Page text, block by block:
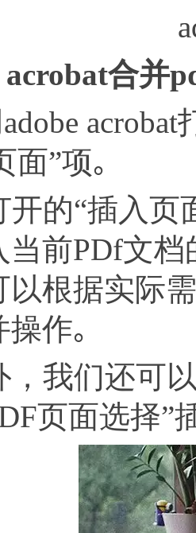
acrobat合并
acrobat
面”项｡
“插入页面
前PDf文档
根据实际
作｡
们还可以
页面选择”